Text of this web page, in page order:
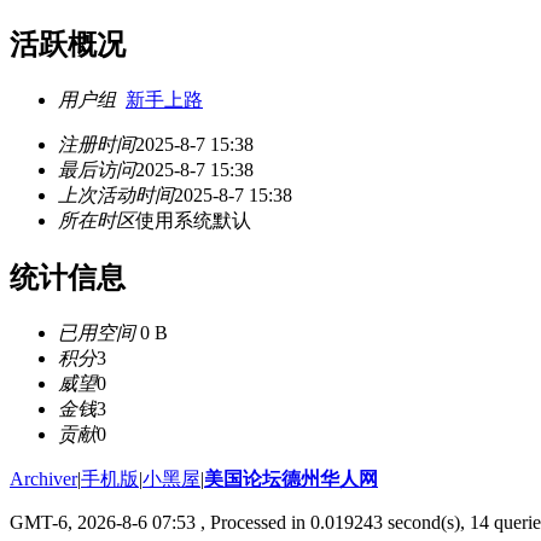
活跃概况
用户组 新手上路
注册时间2025-8-7 15:38
最后访问2025-8-7 15:38
上次活动时间2025-8-7 15:38
所在时区使用系统默认
统计信息
已用空间0 B
积分3
威望0
金钱3
贡献0
Archiver|手机版|小黑屋|美国论坛德州华人网
GMT-6, 2026-8-6 07:53 , Processed in 0.019243 second(s), 14